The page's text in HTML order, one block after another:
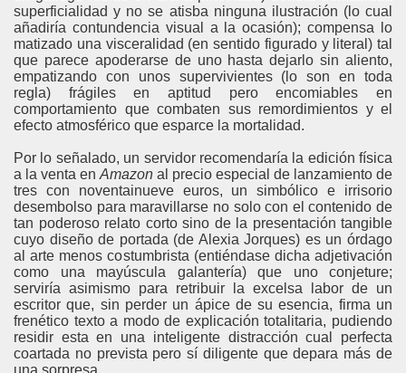
superficialidad y no se atisba ninguna ilustración (lo cual
añadiría contundencia visual a la ocasión); compensa lo
matizado una visceralidad (en sentido figurado y literal) tal
que parece apoderarse de uno hasta dejarlo sin aliento,
empatizando con unos supervivientes (lo son en toda
regla) frágiles en aptitud pero encomiables en
comportamiento que combaten sus remordimientos y el
efecto atmosférico que esparce la mortalidad.
Por lo señalado, un servidor recomendaría la edición física
a la venta en Amazon al precio especial de lanzamiento de
tres con noventainueve euros, un simbólico e irrisorio
desembolso para maravillarse no solo con el contenido de
tan poderoso relato corto sino de la presentación tangible
cuyo diseño de portada (de Alexia Jorques) es un órdago
al arte menos costumbrista (entiéndase dicha adjetivación
como una mayúscula galantería) que uno conjeture;
serviría asimismo para retribuir la excelsa labor de un
escritor que, sin perder un ápice de su esencia, firma un
frenético texto a modo de explicación totalitaria, pudiendo
residir esta en una inteligente distracción cual perfecta
coartada no prevista pero sí diligente que depara más de
una sorpresa.